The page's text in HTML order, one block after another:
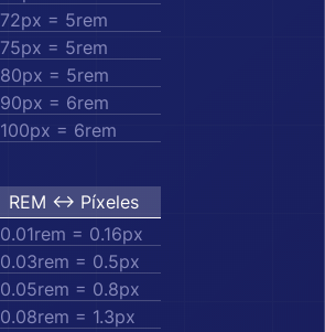
72px = 5rem
75px = 5rem
80px = 5rem
90px = 6rem
100px = 6rem
REM ↔︎ Píxeles
0.01rem = 0.16px
0.03rem = 0.5px
0.05rem = 0.8px
0.08rem = 1.3px